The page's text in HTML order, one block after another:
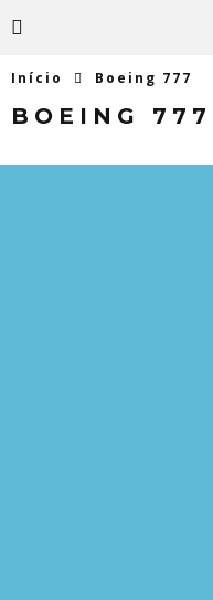
Início Boeing 777
BOEING 777